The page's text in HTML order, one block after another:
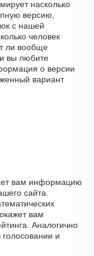
насколько
версию,
с нашей
человек
ли вообще
вы любите
о версии
вариант
вам информацию
сайта.
вам
Аналогично
и